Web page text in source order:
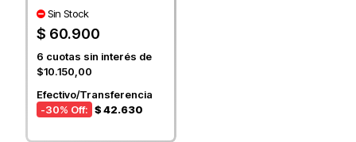
Sin Stock
$ 60.900
6 cuotas sin interés de
$10.150,00
Efectivo/Transferencia
-30% Off: $ 42.630